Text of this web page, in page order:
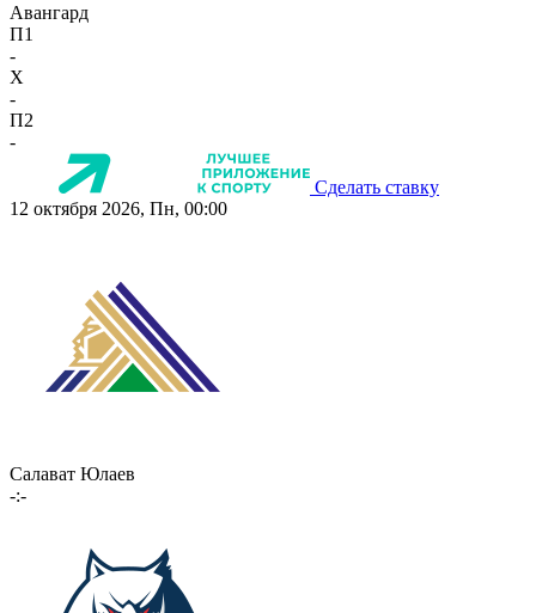
Авангард
П1
-
X
-
П2
-
Сделать ставку
12 октября 2026, Пн, 00:00
Салават Юлаев
-:-